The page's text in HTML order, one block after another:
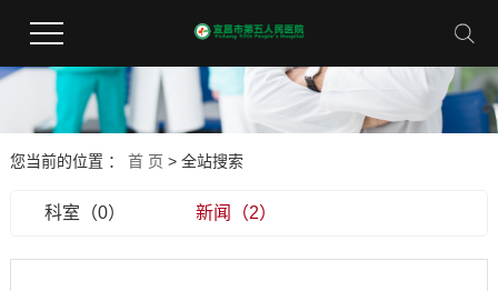
您当前的位置 ： 首 页 > 全站搜索
科室（0） 新闻（2）